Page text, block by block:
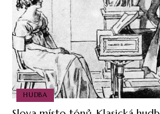
HUDBA